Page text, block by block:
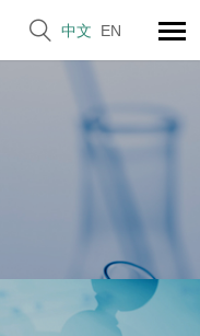
 中文 EN